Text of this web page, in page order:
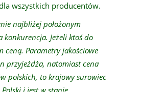
wszystkich producentów.
najbliżej położonym
Jeżeli ktoś do
Parametry jakościowe
przyjeżdża, natomiast cena
polskich, to krajowy surowiec